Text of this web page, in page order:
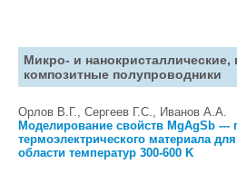
Микро- и нанокристаллические,
композитные полупроводники
Орлов В.Г., Сергеев Г.С., Иванов А.А.
Моделирование свойств MgAgSb ---
термоэлектрического материала
области температур 300-600 K